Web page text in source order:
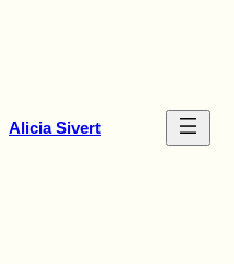
Alicia Sivert